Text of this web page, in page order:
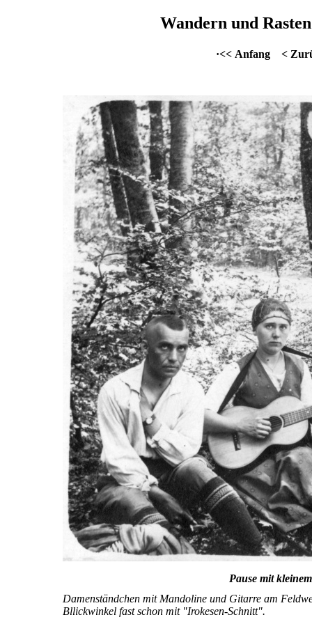
Wandern und
·<< Anfang <
Pause mit
Damenständchen mit Mandoline und Gitarre am
Bllickwinkel fast schon mit "Irokesen-Schnitt".